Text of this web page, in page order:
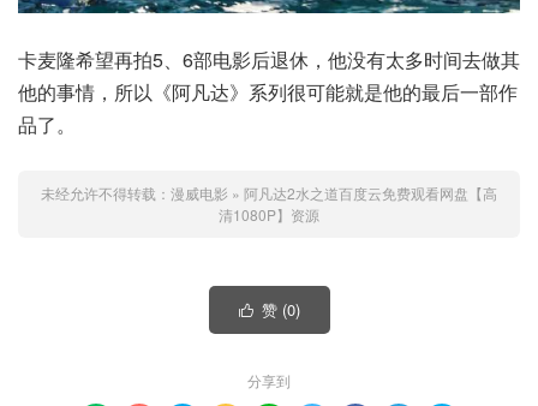
卡麦隆希望再拍5、6部电影后退休，他没有太多时间去做其
他的事情，所以《阿凡达》系列很可能就是他的最后一部作
品了。
未经允许不得转载： 漫威电影 » 阿凡达2水之道百度云免费观看网盘【高
清1080P】资源
 赞 (0)
分享到